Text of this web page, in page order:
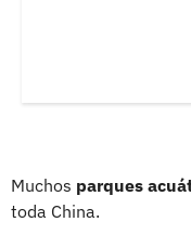
Muchos parques
toda China.